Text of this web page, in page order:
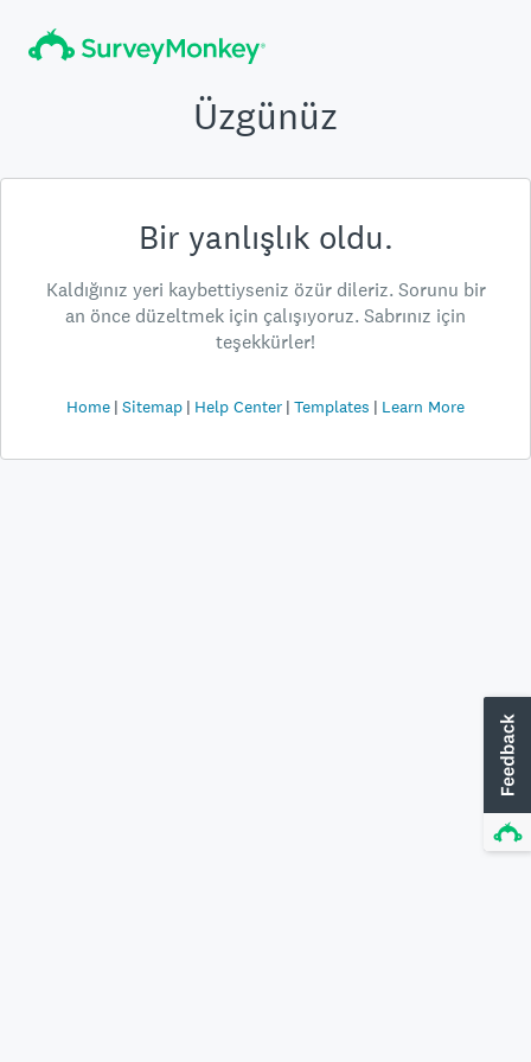
Üzgünüz
Bir yanlışlık oldu.
Kaldığınız yeri kaybettiyseniz özür dileriz. Sorunu bir
an önce düzeltmek için çalışıyoruz. Sabrınız için
teşekkürler!
Home Sitemap Help Center Templates Learn More